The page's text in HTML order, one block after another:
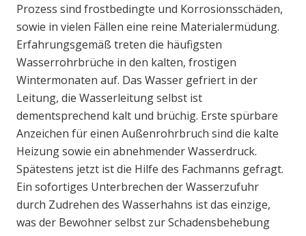
Prozess sind frostbedingte und Korrosionsschäden,
sowie in vielen Fällen eine reine Materialermüdung.
Erfahrungsgemäß treten die häufigsten
Wasserrohrbrüche in den kalten, frostigen
Wintermonaten auf. Das Wasser gefriert in der
Leitung, die Wasserleitung selbst ist
dementsprechend kalt und brüchig. Erste spürbare
Anzeichen für einen Außenrohrbruch sind die kalte
Heizung sowie ein abnehmender Wasserdruck.
Spätestens jetzt ist die Hilfe des Fachmanns gefragt.
Ein sofortiges Unterbrechen der Wasserzufuhr
durch Zudrehen des Wasserhahns ist das einzige,
was der Bewohner selbst zur Schadensbehebung